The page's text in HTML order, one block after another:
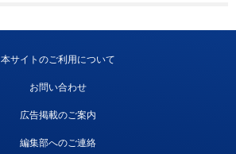
本サイトのご利用について
お問い合わせ
広告掲載のご案内
編集部へのご連絡